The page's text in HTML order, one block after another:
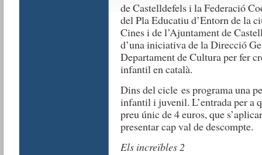
de Castelldefels i la Federació
del Pla Educatiu d’Entorn de la
Cines i de l’Ajuntament de
d’una iniciativa de la Direcció
Departament de Cultura per fer
infantil en català.
Dins del cicle es programa una
infantil i juvenil. L’entrada per a
preu únic de 4 euros, que
presentar cap val de descompte.
Els increïbles 2